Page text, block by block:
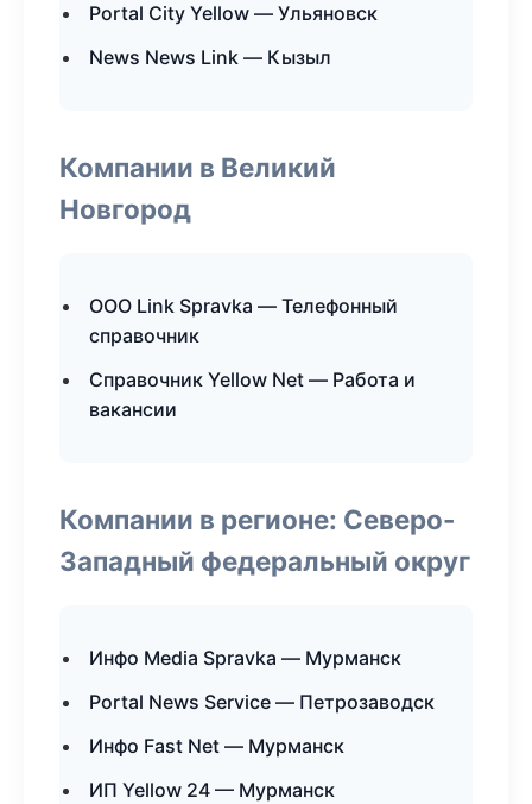
Portal City Yellow — Ульяновск
News News Link — Кызыл
Компании в Великий
Новгород
ООО Link Spravka — Телефонный
справочник
Справочник Yellow Net — Работа и
вакансии
Компании в регионе: Северо-
Западный федеральный округ
Инфо Media Spravka — Мурманск
Portal News Service — Петрозаводск
Инфо Fast Net — Мурманск
ИП Yellow 24 — Мурманск